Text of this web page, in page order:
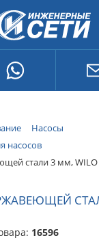
Насосы
насосов
стали 3 мм,
16596